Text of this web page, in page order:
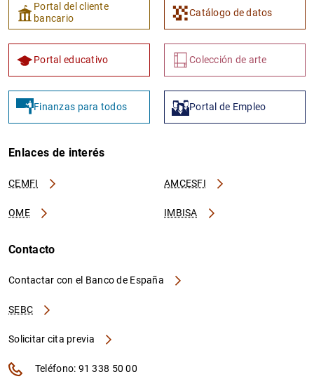
Portal del cliente
bancario
Catálogo de datos
Portal educativo Colección de arte
Finanzas para todos Portal de Empleo
Enlaces de interés
CEMFI AMCESFI
OME IMBISA
Contacto
Contactar con el Banco de España
SEBC
Solicitar cita previa
Teléfono: 91 338 50 00